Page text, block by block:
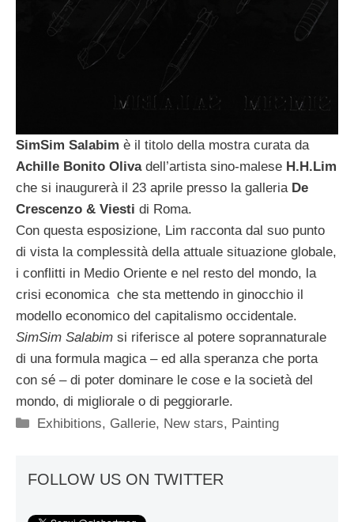
SimSim Salabim è il titolo della mostra curata da
Achille Bonito Olivadell’artista sino-malese H.H.Lim
che si inaugurerà il 23 aprile presso la galleria De
Crescenzo & Viesti di Roma.
Con questa esposizione, Lim racconta dal suo punto
di vista la complessità della attuale situazione globale,
i conflitti in Medio Oriente e nel resto del mondo, la
crisi economica che sta mettendo in ginocchio il
modello economico del capitalismo occidentale.
SimSim Salabim si riferisce al potere soprannaturale
di una formula magica – ed alla speranza che porta
con sé – di poter dominare le cose e la società del
mondo, di migliorale o di peggiorarle.
Categorie
Exhibitions, Gallerie, New stars, Painting
FOLLOW US ON TWITTER